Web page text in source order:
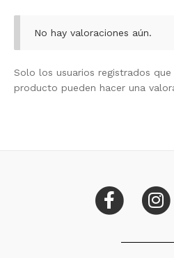
No hay valoraciones aún.
Solo los usuarios registrados
producto pueden hacer una